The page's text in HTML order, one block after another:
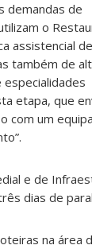
demandas de
o
assistencial
também de
etapa, que
com um
e de
dias de
na área